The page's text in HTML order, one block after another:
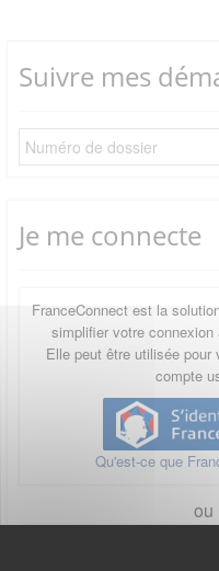
Suivre mes
Je me connecte
FranceConnect est la
simplifier votre
Elle peut être utilisée
compte
Qu'est-ce que
ou